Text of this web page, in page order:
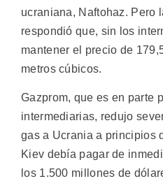
ucraniana, Naftohaz. Pero
respondió que, sin los
mantener el precio de
metros cúbicos.
Gazprom, que es en parte
intermediarias, redujo
gas a Ucrania a principios
Kiev debía pagar de
los 1.500 millones de